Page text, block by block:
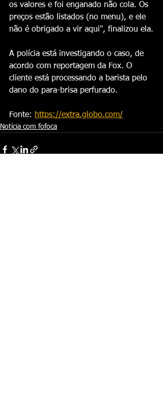
os valores e foi enganado não cola. Os
preços estão listados (no menu), e ele
não é obrigado a vir aqui", finalizou ela.
A polícia está investigando o caso, de
acordo com reportagem da Fox. O
cliente está processando a barista pelo
dano do para-brisa perfurado.
Fonte: https://extra.globo.com/
Notícia com fofoca